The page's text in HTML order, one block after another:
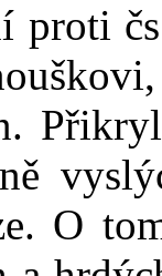
čs.
O